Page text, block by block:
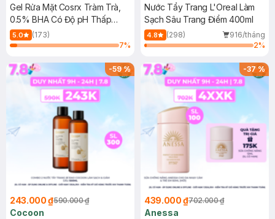
Gel Rửa Mặt Cosrx Tràm Trà,
0.5% BHA Có Độ pH Thấp
150ml
5.0
(173)
7%
Nước Tẩy Trang L'Oreal Làm
Sạch Sâu Trang Điểm 400ml
4.8 (298)
916/tháng
2%
-59%
243.000 ₫590.000 ₫
Cocoon
-37%
439.000 ₫702.000 ₫
Anessa